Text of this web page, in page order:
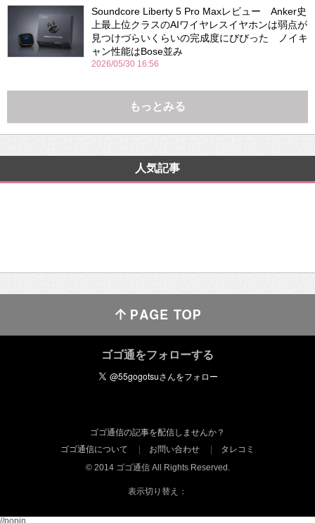
Soundcore Liberty 5 Pro Maxレビュー Anker史
上最上位クラスのAIワイヤレスイヤホンは弱点が
見つけづらいくらいの完成度にびびった ノイキ
ャン性能はBose並み
2026/05/30 16:56
もっとみる
人気記事
ゴゴ通をフォローする
ゴゴ通信の記事を配信しませんか？
ゴゴ通信について
お問い合わせ
タレコミ
© 2014 ゴゴ通信 All Rights Reserved.
表示切り替え：